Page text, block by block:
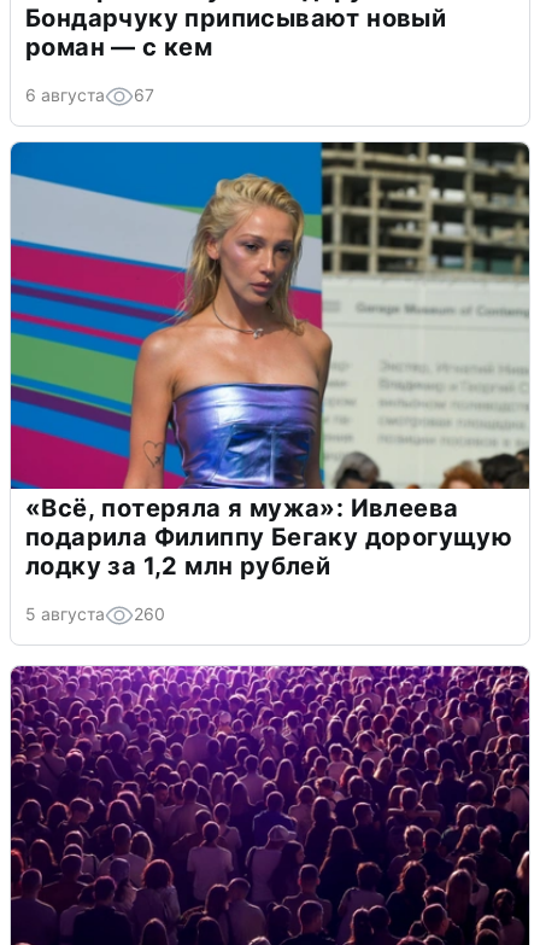
Бондарчуку приписывают новый
роман — с кем
6 августа 67
«Всё, потеряла я мужа»: Ивлеева
подарила Филиппу Бегаку дорогущую
лодку за 1,2 млн рублей
5 августа 260